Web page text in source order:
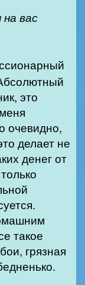
вас
это
очевидно,
делает не
денег от
такое
грязная